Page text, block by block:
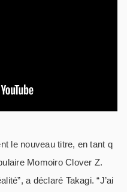
le nouveau titre, en tant q
Momoiro Clover Z.
a déclaré Takagi. “J’ai